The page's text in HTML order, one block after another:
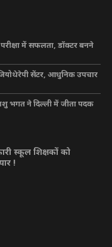
परीक्षा में सफलता, डॉक्टर बनने
सेंटर, आधुनिक उपचार
भगत ने दिल्ली में जीता पदक
स्कूल शिक्षकों को
!